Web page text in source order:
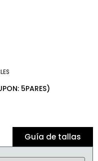
5PARES)
Guía de tallas